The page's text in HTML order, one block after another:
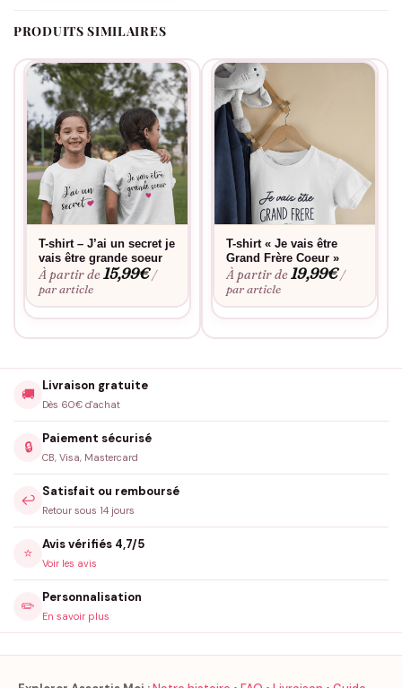
PRODUITS SIMILAIRES
T-shirt – J’ai un secret je
vais être grande soeur
À partir de15,99€ /
par article
T-shirt « Je vais être
Grand Frère Coeur »
À partir de19,99€ /
par article
🚚
Livraison gratuite
Dès 60€ d'achat
🔒
Paiement sécurisé
CB, Visa, Mastercard
↩️
Satisfait ou remboursé
Retour sous 14 jours
⭐
Avis vérifiés 4,7/5
Voir les avis
✏️
Personnalisation
En savoir plus